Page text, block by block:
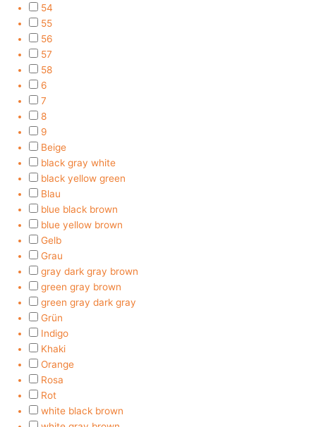
54
55
56
57
58
6
7
8
9
Beige
black gray white
black yellow green
Blau
blue black brown
blue yellow brown
Gelb
Grau
gray dark gray brown
green gray brown
green gray dark gray
Grün
Indigo
Khaki
Orange
Rosa
Rot
white black brown